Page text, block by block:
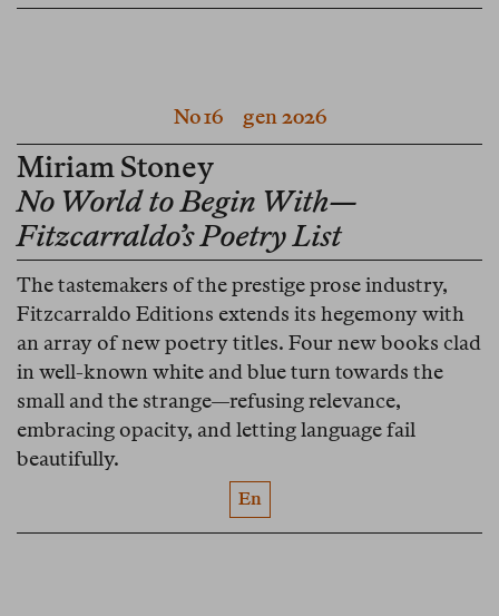
No 16gen 2026
Miriam Stoney
No World to Begin With—
Fitzcarraldo’s Poetry List
The tastemakers of the prestige prose industry,
Fitzcarraldo Editions extends its hegemony with
an array of new poetry titles. Four new books clad
in well-known white and blue turn towards the
small and the strange—refusing relevance,
embracing opacity, and letting language fail
beautifully.
En